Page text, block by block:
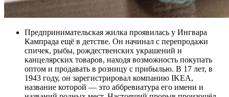
Предпринимательская жилка проявилась у Ингвара
Кампрада ещё в детстве. Он начинал с перепродажи
спичек, рыбы, рождественских украшений и
канцелярских товаров, находя возможность покупать
оптом и продавать в розницу с прибылью. В 17 лет, в
1943 году, он зарегистрировал компанию IKEA,
название которой — это аббревиатура его имени и